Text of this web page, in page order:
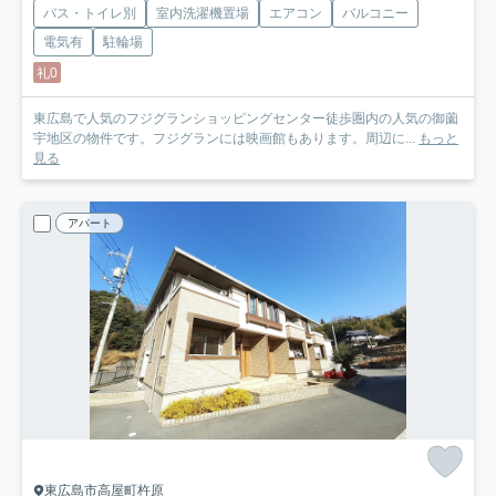
バス・トイレ別 室内洗濯機置場 エアコン
バルコニー
電気有
駐輪場
礼0
東広島で人気のフジグランショッピングセンター徒歩圏内の人気の御薗
宇地区の物件です。フジグランには映画館もあります。周辺に... もっと
見る
アパート
東広島市高屋町杵原